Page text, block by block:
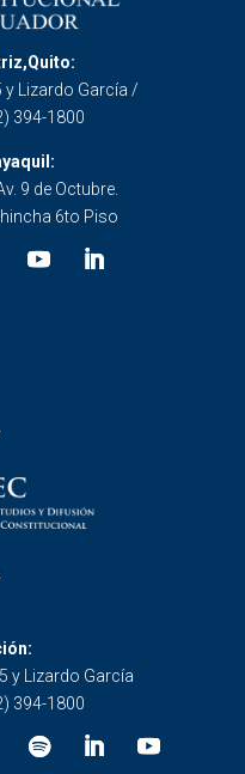
y Lizardo García /
394-1800
9 de Octubre.
6to Piso
y Lizardo García
394-1800